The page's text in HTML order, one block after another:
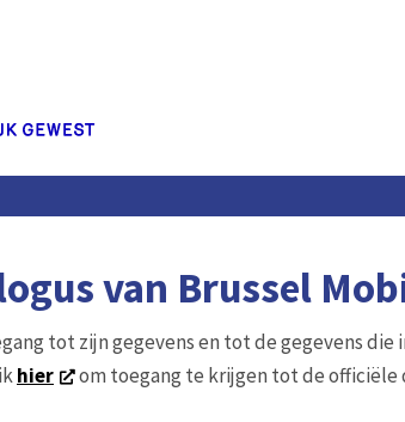
van Brussel
tot zijn gegevens en tot de gegevens
hier om toegang te krijgen tot de